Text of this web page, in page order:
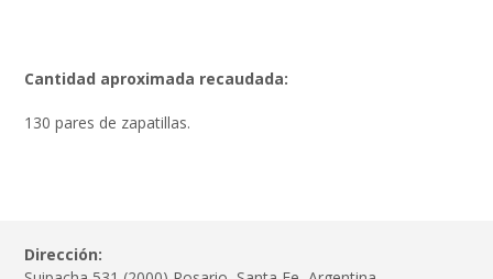
Cantidad aproximada recaudada:
130 pares de zapatillas.
Dirección: